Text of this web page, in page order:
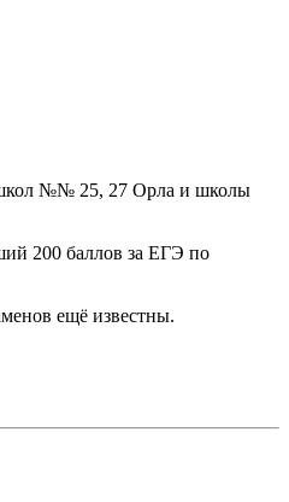
школ №№ 25, 27 Орла и школы
200 баллов за ЕГЭ по
ещё известны.